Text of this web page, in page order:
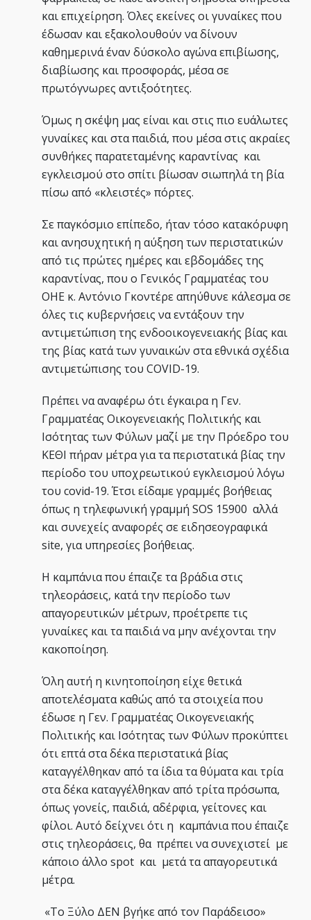
και επιχείρηση. Όλες εκείνες οι γυναίκες που
έδωσαν και εξακολουθούν να δίνουν
καθημερινά έναν δύσκολο αγώνα επιβίωσης,
διαβίωσης και προσφοράς, μέσα σε
πρωτόγνωρες αντιξοότητες.
Όμως η σκέψη μας είναι και στις πιο ευάλωτες
γυναίκες και στα παιδιά, που μέσα στις ακραίες
συνθήκες παρατεταμένης καραντίνας και
εγκλεισμού στο σπίτι βίωσαν σιωπηλά τη βία
πίσω από «κλειστές» πόρτες.
Σε παγκόσμιο επίπεδο, ήταν τόσο κατακόρυφη
και ανησυχητική η αύξηση των περιστατικών
από τις πρώτες ημέρες και εβδομάδες της
καραντίνας, που ο Γενικός Γραμματέας του
ΟΗΕ κ. Αντόνιο Γκοντέρε απηύθυνε κάλεσμα σε
όλες τις κυβερνήσεις να εντάξουν την
αντιμετώπιση της ενδοοικογενειακής βίας και
της βίας κατά των γυναικών στα εθνικά σχέδια
αντιμετώπισης του CΟVID-19.
Πρέπει να αναφέρω ότι έγκαιρα η Γεν.
Γραμματέας Οικογενειακής Πολιτικής και
Ισότητας των Φύλων μαζί με την Πρόεδρο του
ΚΕΘΙ πήραν μέτρα για τα περιστατικά βίας την
περίοδο του υποχρεωτικού εγκλεισμού λόγω
του covid-19. Έτσι είδαμε γραμμές βοήθειας
όπως η τηλεφωνική γραμμή SOS 15900 αλλά
και συνεχείς αναφορές σε ειδησεογραφικά
site, για υπηρεσίες βοήθειας.
Η καμπάνια που έπαιζε τα βράδια στις
τηλεοράσεις, κατά την περίοδο των
απαγορευτικών μέτρων, προέτρεπε τις
γυναίκες και τα παιδιά να μην ανέχονται την
κακοποίηση.
Όλη αυτή η κινητοποίηση είχε θετικά
αποτελέσματα καθώς από τα στοιχεία που
έδωσε η Γεν. Γραμματέας Οικογενειακής
Πολιτικής και Ισότητας των Φύλων προκύπτει
ότι επτά στα δέκα περιστατικά βίας
καταγγέλθηκαν από τα ίδια τα θύματα και τρία
στα δέκα καταγγέλθηκαν από τρίτα πρόσωπα,
όπως γονείς, παιδιά, αδέρφια, γείτονες και
φίλοι. Αυτό δείχνει ότι η καμπάνια που έπαιζε
στις τηλεοράσεις, θα πρέπει να συνεχιστεί με
κάποιο άλλο spot και μετά τα απαγορευτικά
μέτρα.
«Το Ξύλο ΔΕΝ βγήκε από τον Παράδεισο»